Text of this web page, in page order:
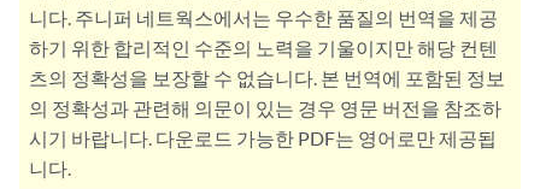
니다. 주니퍼 네트웍스에서는 우수한 품질의 번역을 제공
하기 위한 합리적인 수준의 노력을 기울이지만 해당 컨텐
츠의 정확성을 보장할 수 없습니다. 본 번역에 포함된 정보
의 정확성과 관련해 의문이 있는 경우 영문 버전을 참조하
시기 바랍니다. 다운로드 가능한 PDF는 영어로만 제공됩
니다.